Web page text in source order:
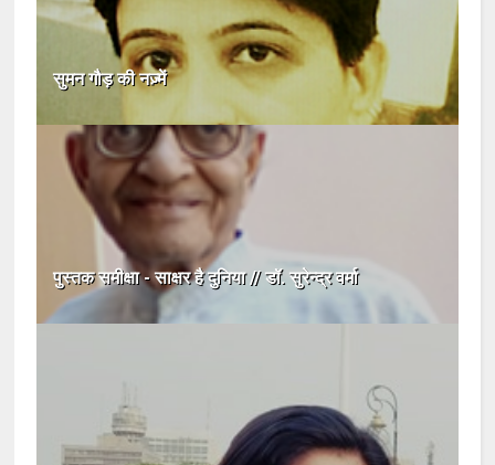
सुमन गौड़ की नज़्में
पुस्तक समीक्षा - साक्षर है दुनिया // डॉ. सुरेन्द्र वर्मा